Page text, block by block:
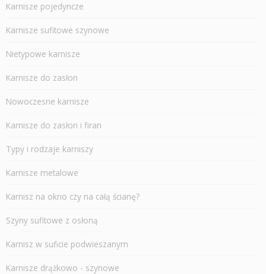
Karnisze pojedyncze
Karnisze sufitowe szynowe
Nietypowe karnisze
Karnisze do zasłon
Nowoczesne karnisze
Karnisze do zasłon i firan
Typy i rodzaje karniszy
Karnisze metalowe
Karnisz na okno czy na całą ścianę?
Szyny sufitowe z osłoną
Karnisz w suficie podwieszanym
Karnisze drążkowo - szynowe